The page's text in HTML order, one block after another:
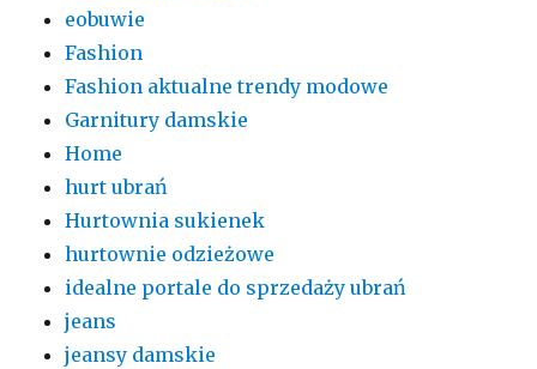
eobuwie
Fashion
Fashion aktualne trendy modowe
Garnitury damskie
Home
hurt ubrań
Hurtownia sukienek
hurtownie odzieżowe
idealne portale do sprzedaży ubrań
jeans
jeansy damskie